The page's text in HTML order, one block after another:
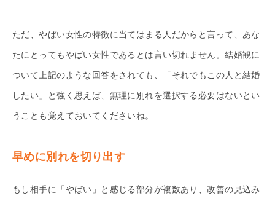
ただ、やばい女性の特徴に当てはまる人だからと言って、あな
たにとってもやばい女性であるとは言い切れません。結婚観に
ついて上記のような回答をされても、「それでもこの人と結婚
したい」と強く思えば、無理に別れを選択する必要はないとい
うことも覚えておいてくださいね。
早めに別れを切り出す
もし相手に「やばい」と感じる部分が複数あり、改善の見込み